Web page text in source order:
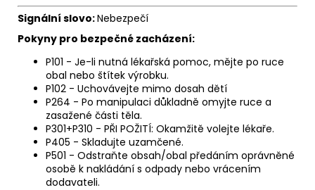
Signální slovo:Nebezpečí
Pokyny pro bezpečné zacházení:
P101 - Je-li nutná lékařská pomoc, mějte po ruce
obal nebo štítek výrobku.
P102 - Uchovávejte mimo dosah dětí
P264 - Po manipulaci důkladně omyjte ruce a
zasažené části těla.
P301+P310 - PŘI POŽITÍ: Okamžitě volejte lékaře.
P405 - Skladujte uzamčené.
P501 - Odstraňte obsah/obal předáním oprávněné
osobě k nakládání s odpady nebo vrácením
dodavateli.
79
Kč